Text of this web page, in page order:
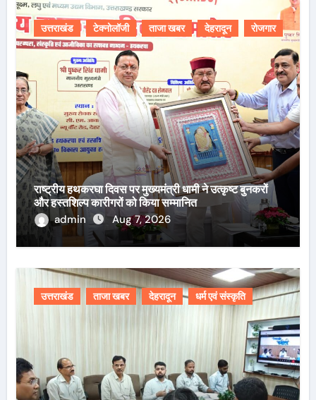
उत्तराखंड टेक्नोलॉजी ताजा खबर देहरादून रोजगार
राष्ट्रीय हथकरघा दिवस पर मुख्यमंत्री धामी ने उत्कृष्ट बुनकरों
और हस्तशिल्प कारीगरों को किया सम्मानित
admin
Aug 7, 2026
उत्तराखंड ताजा खबर देहरादून धर्म एवं संस्कृति